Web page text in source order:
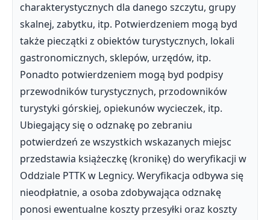
charakterystycznych dla danego szczytu, grupy
skalnej, zabytku, itp. Potwierdzeniem mogą byd
także pieczątki z obiektów turystycznych, lokali
gastronomicznych, sklepów, urzędów, itp.
Ponadto potwierdzeniem mogą byd podpisy
przewodników turystycznych, przodowników
turystyki górskiej, opiekunów wycieczek, itp.
Ubiegający się o odznakę po zebraniu
potwierdzeń ze wszystkich wskazanych miejsc
przedstawia książeczkę (kronikę) do weryfikacji w
Oddziale PTTK w Legnicy. Weryfikacja odbywa się
nieodpłatnie, a osoba zdobywająca odznakę
ponosi ewentualne koszty przesyłki oraz koszty